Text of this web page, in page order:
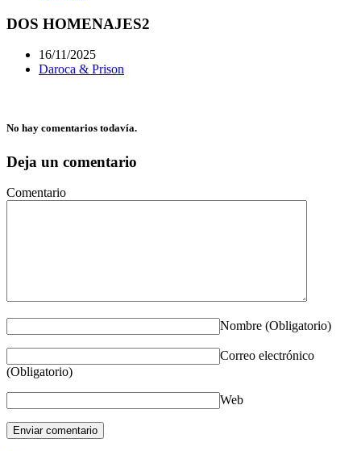
DOS HOMENAJES2
16/11/2025
Daroca & Prison
No hay comentarios todavía.
Deja un comentario
Comentario
Nombre (Obligatorio)
Correo electrónico
(Obligatorio)
Web